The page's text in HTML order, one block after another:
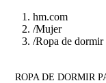
hm.com
/Mujer
/Ropa de dormir
ROPA DE DORMIR